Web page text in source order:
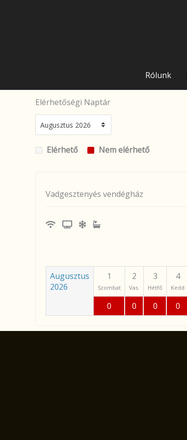
Rólunk
Elérhetőségi Naptár
Elérhető Nem elérhető
Vadgesztenyés vendégház
Augusztus
2026
1
Szombat
2
Vas.
3
Hétfő
4
Kedd
0 0 0 0